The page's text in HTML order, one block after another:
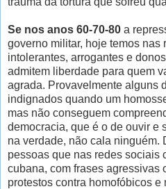
Se nos anos 60-70-80 a
governo militar, hoje temos nas
intolerantes, arrogantes e
admitem liberdade para quem
agrada. Provavelmente alguns
indignados quando um
mas não conseguem
democracia, que é o de ouvir e
na verdade, não cala ninguém.
pessoas que nas redes sociais
cubana, com frases agressivas
protestos contra homofóbicos e